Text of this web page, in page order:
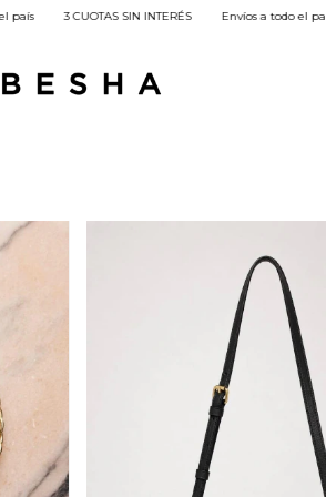
Envíos a todo el país 3 CUOTAS SIN INTERÉS